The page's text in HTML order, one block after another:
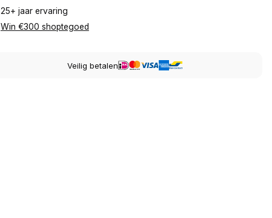
25+ jaar ervaring
Win €300 shoptegoed
Veilig betalen